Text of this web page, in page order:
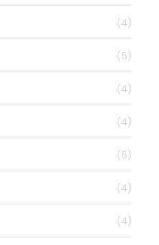
(4)
(5)
(4)
(4)
(6)
(4)
(4)